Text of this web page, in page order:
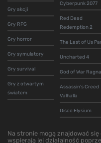
Gry akcji
Gry RPG
Gry horror
Gry symulatory
Gry survival
Gry z otwartym
światem
Cyberpunk 2077
Red Dead
Redemption 2
The Last of Us
Uncharted 4
God of War
Assassin's Creed
Valhalla
Disco Elysium
Na stronie mogą znajdować
wspierają jej działalność